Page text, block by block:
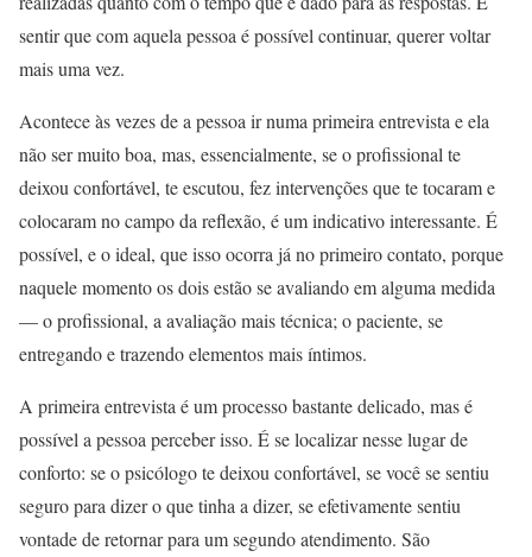
sentir que com aquela pessoa é possível continuar, querer voltar
mais uma vez.
Acontece às vezes de a pessoa ir numa primeira entrevista e ela
não ser muito boa, mas, essencialmente, se o profissional te
deixou confortável, te escutou, fez intervenções que te tocaram e
colocaram no campo da reflexão, é um indicativo interessante. É
possível, e o ideal, que isso ocorra já no primeiro contato, porque
naquele momento os dois estão se avaliando em alguma medida
— o profissional, a avaliação mais técnica; o paciente, se
entregando e trazendo elementos mais íntimos.
A primeira entrevista é um processo bastante delicado, mas é
possível a pessoa perceber isso. É se localizar nesse lugar de
conforto: se o psicólogo te deixou confortável, se você se sentiu
seguro para dizer o que tinha a dizer, se efetivamente sentiu
vontade de retornar para um segundo atendimento. São